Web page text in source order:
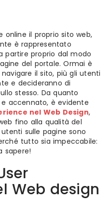
online il proprio sito web,
è rappresentato
partire proprio dal modo
del portale. Ormai è
il sito, più gli utenti
e decideranno di
stesso. Da quanto
accennato, è evidente
nel Web Design,
fino alla qualità del
sulle pagine sono
tutto sia impeccabile:
sapere!
Web design